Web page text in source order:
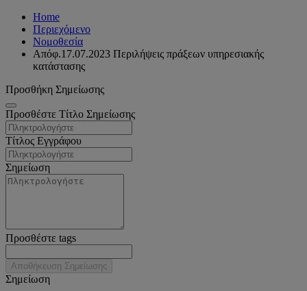
Home
Περιεχόμενο
Νομοθεσία
Απόφ.17.07.2023 Περιλήψεις πράξεων υπηρεσιακής
κατάστασης
Προσθήκη Σημείωσης
Προσθέστε Τίτλο Σημείωσης
Τίτλος Εγγράφου
Σημείωση
Προσθέστε tags
Αποθήκευση Σημείωσης
Σημείωση